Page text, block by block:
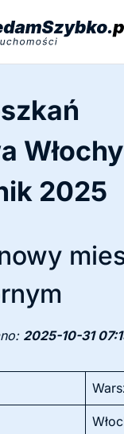
Włochy
2025
2025-10-31